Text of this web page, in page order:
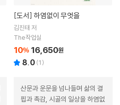
[도서] 하염없이 무엇을
김진태 저
The작업실
10% 16,650원
8.0 (1)
산문과 운문을 넘나들며 삶의 결
핍과 촉감, 시골의 일상을 하염없